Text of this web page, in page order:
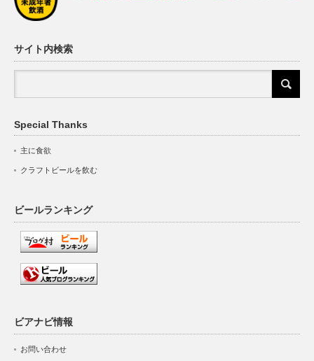
サイト内検索
Special Thanks
主に食欲
クラフトビールを飲む
ビールランキング
ビアナビ情報
お問い合わせ